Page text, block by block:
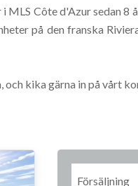
Côte d'Azur sedan
på den franska
och kika gärna in på vårt
Försäljning